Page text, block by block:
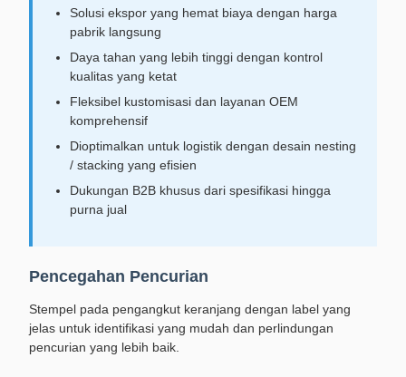
Solusi ekspor yang hemat biaya dengan harga
pabrik langsung
Daya tahan yang lebih tinggi dengan kontrol
kualitas yang ketat
Fleksibel kustomisasi dan layanan OEM
komprehensif
Dioptimalkan untuk logistik dengan desain nesting
/ stacking yang efisien
Dukungan B2B khusus dari spesifikasi hingga
purna jual
Pencegahan Pencurian
Stempel pada pengangkut keranjang dengan label yang
jelas untuk identifikasi yang mudah dan perlindungan
pencurian yang lebih baik.